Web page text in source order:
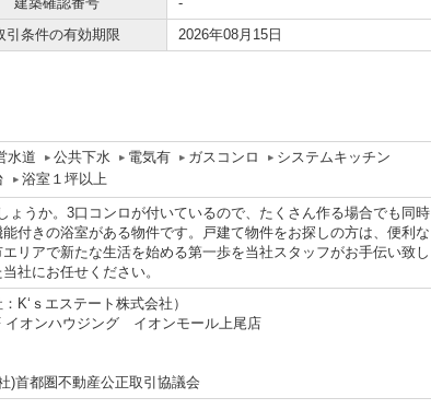
引条件の有効期限 2026年08月15日
水道 公共下水 電気有 ガスコンロ
システムキッチン
浴室１坪以上
うか。3口コンロが付いているので、たくさん作る場合でも同時
付きの浴室がある物件です。戸建て物件をお探しの方は、便利な
リアで新たな生活を始める第一歩を当社スタッフがお手伝い致し
社にお任せください。
ｓエステート株式会社）
オンハウジング イオンモール上尾店
首都圏不動産公正取引協議会